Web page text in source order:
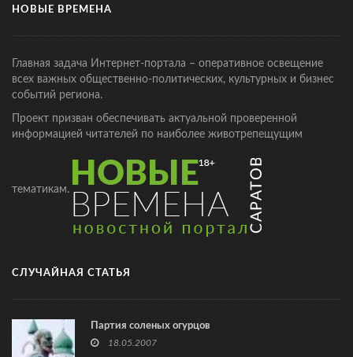
НОВЫЕ ВРЕМЕНА
Главная задача Интернет-портала – оперативное освещение
всех важных общественно-политических, культурных и бизнес
событий региона.
Проект призван обеспечивать актуальной проверенной
информацией читателей по наиболее животрепещущим
тематикам.
СЛУЧАЙНАЯ СТАТЬЯ
Партия соленых огурцов
18.05.2007